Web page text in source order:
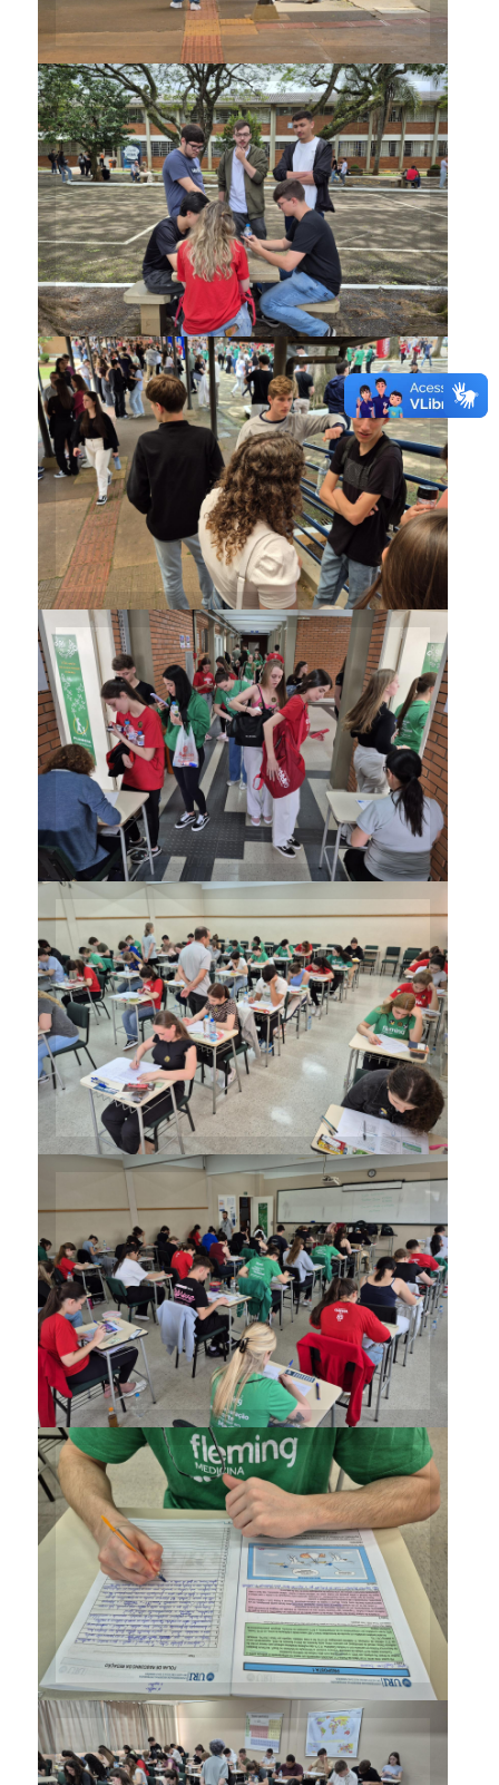
Vestibulandos ainda
conseguiram trocar
informações antes de começar
a prova
Vestibulandos ainda
conseguiram trocar
informações antes de começar
a prova
Candidatos ao Curso de
Medicina realizaram a prova
no prédio 10
Candidatos ao Curso de
Medicina realizaram a prova
no prédio 10
Candidatos ao Curso de
Medicina realizaram a prova
no prédio 10
Candidatos ao Curso de
Medicina realizaram a prova
no prédio 10